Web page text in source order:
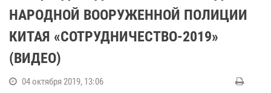
НАРОДНОЙ ВООРУЖЕННОЙ ПОЛИЦИИ
КИТАЯ «СОТРУДНИЧЕСТВО-2019»
(ВИДЕО)
04 октября 2019, 13:06